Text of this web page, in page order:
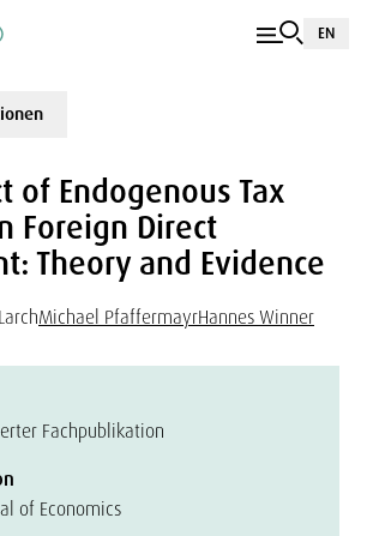
EN
of Endogenous Tax
Foreign Direct
Theory and Evidence
Michael PfaffermayrHannes Winner
Fachpublikation
of Economics